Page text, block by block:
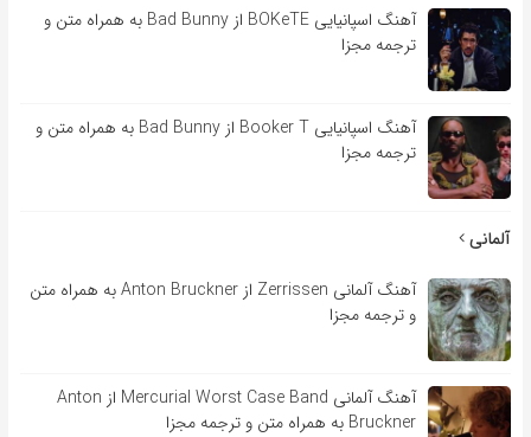
آهنگ اسپانیایی BOKeTE از Bad Bunny به همراه متن و
ترجمه مجزا
آهنگ اسپانیایی Booker T از Bad Bunny به همراه متن و
ترجمه مجزا
آلمانی
آهنگ آلمانی Zerrissen از Anton Bruckner به همراه متن
و ترجمه مجزا
آهنگ آلمانی Mercurial Worst Case Band از Anton
Bruckner به همراه متن و ترجمه مجزا